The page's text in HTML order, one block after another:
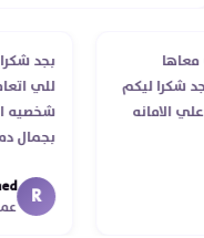
معاها
بجد شكرا ليكم
وعلي الامانه
بجد
R